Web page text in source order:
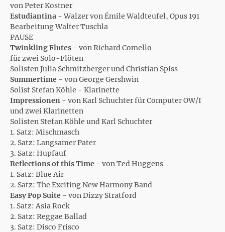
von Peter Kostner
Estudiantina - Walzer von Émile Waldteufel, Opus 191
Bearbeitung Walter Tuschla
PAUSE
Twinkling Flutes - von Richard Comello
für zwei Solo-Flöten
Solisten Julia Schmitzberger und Christian Spiss
Summertime - von George Gershwin
Solist Stefan Köhle - Klarinette
Impressionen - von Karl Schuchter für Computer OW/I
und zwei Klarinetten
Solisten Stefan Köhle und Karl Schuchter
1. Satz: Mischmasch
2. Satz: Langsamer Pater
3. Satz: Hupfauf
Reflections of this Time - von Ted Huggens
1. Satz: Blue Air
2. Satz: The Exciting New Harmony Band
Easy Pop Suite - von Dizzy Stratford
1. Satz: Asia Rock
2. Satz: Reggae Ballad
3. Satz: Disco Frisco